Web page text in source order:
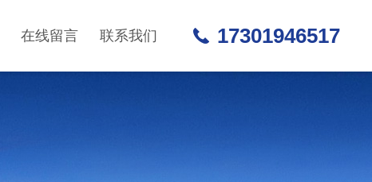
在线留言 联系我们 17301946517